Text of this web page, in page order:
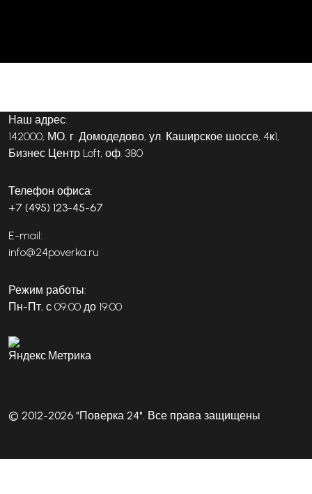
Наш адрес:
142000, МО, г. Домодедово, ул. Каширское шоссе, 4к1,
Бизнес Центр Loft, оф. 380
Телефон офиса:
+7 (495) 123-45-67
E-mail:
info@24poverka.ru
Режим работы:
Пн-Пт, с 09:00 до 19:00
© 2012-2026 "Поверка 24". Все права защищены